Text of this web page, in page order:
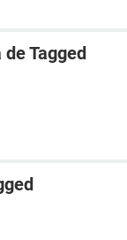
Tagged